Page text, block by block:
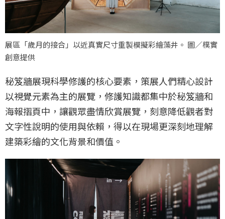
展區「歲月的接合」以近真實尺寸重製模擬彩繪藻井。 圖／樸實
創意提供
秘笈牆展現科學修護的核心要素，策展人們精心設計
以視覺元素為主的展覽，修護知識都集中於秘笈牆和
海報摺頁中，讓觀眾盡情欣賞展覽，刻意降低觀者對
文字性說明的使用與依賴，得以在現場更深刻地理解
建築彩繪的文化背景和價值。